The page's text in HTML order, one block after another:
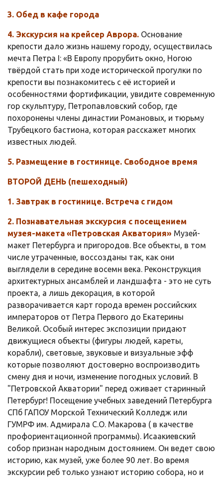
3. Обед в кафе города
4. Экскурсия на крейсер Аврора. Основание
крепости дало жизнь нашему городу, осуществилась
мечта Петра I: «В Европу прорубить окно, Ногою
твёрдой стать при ходе исторической прогулки по
крепости вы познакомитесь с её историей и
особенностями фортификации, увидите современную
гор скульптуру, Петропавловский собор, где
похоронены члены династии Романовых, и тюрьму
Трубецкого бастиона, которая расскажет многих
известных людей.
5. Размещение в гостинице. Свободное время
ВТОРОЙ ДЕНЬ (пешеходный)
1. Завтрак в гостинице. Встреча с гидом
2. Познавательная экскурсия с посещением
музея-макета «Петровская Акватория» Музей-
макет Петербурга и пригородов. Все объекты, в том
числе утраченные, воссозданы так, как они
выглядели в середине восемн века. Реконструкция
архитектурных ансамблей и ландшафта - это не суть
проекта, а лишь декорация, в которой
разворачивается карт города времен российских
императоров от Петра Первого до Екатерины
Великой. Особый интерес экспозиции придают
движущиеся объекты (фигуры людей, кареты,
корабли), световые, звуковые и визуальные эфф
которые позволяют достоверно воспроизводить
смену дня и ночи, изменение погодных условий. В
"Петровской Акватории" перед оживает старинный
Петербург! Посещение учебных заведений Петербурга
СПб ГАПОУ Морской Технический Колледж или
ГУМРФ им. Адмирала С.О. Макарова ( в качестве
профориентационной программы). Исаакиевский
собор признан народным достоянием. Он ведет свою
историю, как музей, уже более 90 лет. Во время
экскурсии реб только узнают историю собора, но и